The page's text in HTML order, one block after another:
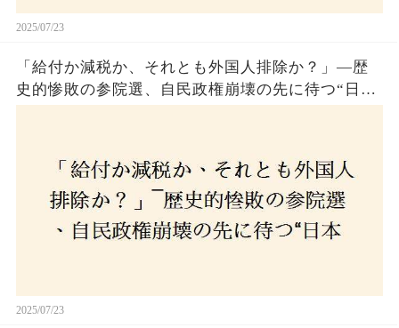
2025/07/23
「給付か減税か、それとも外国人排除か？」―歴
史的惨敗の参院選、自民政権崩壊の先に待つ“日本
2025/07/23